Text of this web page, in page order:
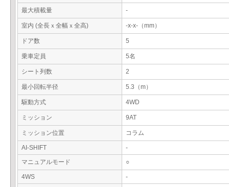
最大積載量 -
室内 (全長ｘ全幅ｘ全高) -x-x-（mm）
ドア数 5
乗車定員 5名
シート列数 2
最小回転半径 5.3（m）
駆動方式 4WD
ミッション 9AT
ミッション位置 コラム
AI-SHIFT
-
マニュアルモード
○
4WS
-